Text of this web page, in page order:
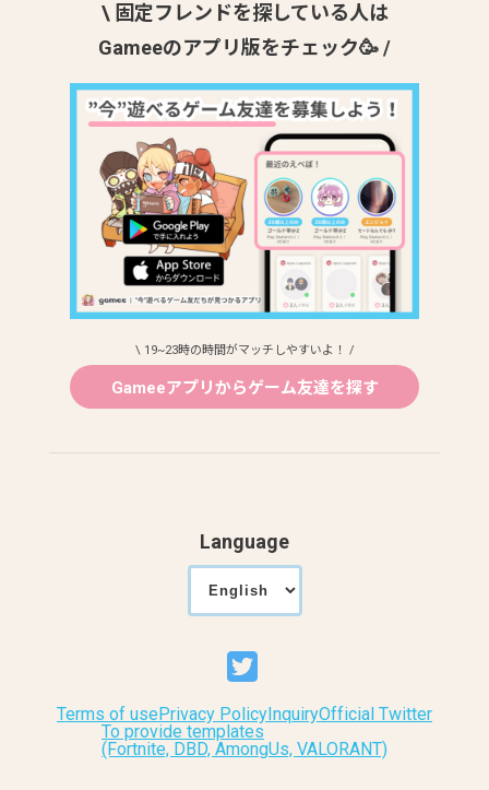
\ 固定フレンドを探している人は
Gameeのアプリ版をチェック🥳 /
\ 19~23時の時間がマッチしやすいよ！ /
Gameeアプリからゲーム友達を探す
Language
Terms of usePrivacy Policy InquiryOfficial Twitter
To provide templates
(Fortnite, DBD, AmongUs, VALORANT)